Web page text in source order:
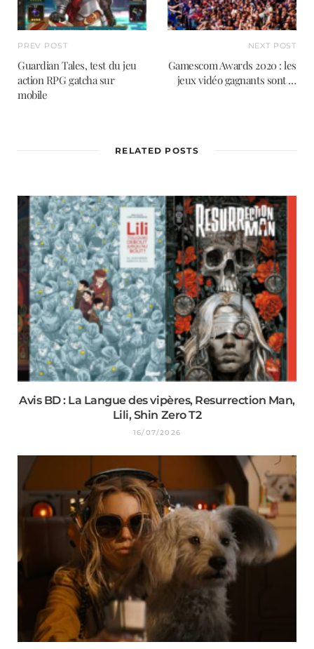
PREV POST
Guardian Tales, test du jeu
action RPG gatcha sur
mobile
NEXT POST
Gamescom Awards 2020 : les
jeux vidéo gagnants sont …
RELATED POSTS
Avis BD : La Langue des vipères, Resurrection Man,
Lili, Shin Zero T2
16/07/2026